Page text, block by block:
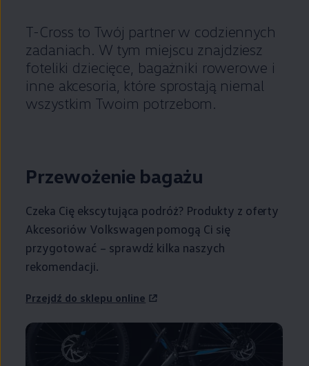
T-Cross to Twój partner w codziennych
zadaniach. W tym miejscu znajdziesz
foteliki dziecięce, bagażniki rowerowe i
inne akcesoria, które sprostają niemal
wszystkim Twoim potrzebom.
Przewożenie bagażu
Czeka Cię ekscytująca podróż? Produkty z oferty
Akcesoriów Volkswagen pomogą Ci się
przygotować – sprawdź kilka naszych
rekomendacji.
Przejdź do sklepu online